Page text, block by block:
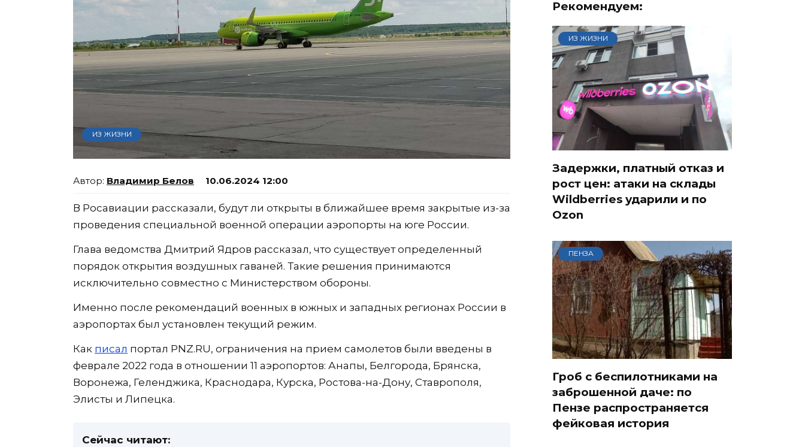
ИЗ ЖИЗНИ
Владимир Белов 10.06.2024 12:00
В Росавиации рассказали, будут ли открыты в ближайшее время закрытые из-за
проведения специальной военной операции аэропорты на юге России.
Глава ведомства Дмитрий Ядров рассказал, что существует определенный
порядок открытия воздушных гаваней. Такие решения принимаются
исключительно совместно с Министерством обороны.
Именно после рекомендаций военных в южных и западных регионах России в
аэропортах был установлен текущий режим.
Как писал портал PNZ.RU, ограничения на прием самолетов были введены в
феврале 2022 года в отношении 11 аэропортов: Анапы, Белгорода, Брянска,
Воронежа, Геленджика, Краснодара, Курска, Ростова-на-Дону, Ставрополя,
Элисты и Липецка.
Сейчас читают:
Рекомендуем:
ИЗ ЖИЗНИ
Задержки, платный отказ и
рост цен: атаки на склады
Wildberries ударили и по
Ozon
ПЕНЗА
Гроб с беспилотниками на
заброшенной даче: по
Пензе распространяется
фейковая история